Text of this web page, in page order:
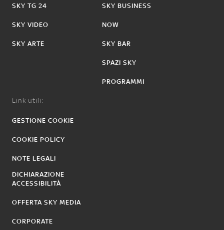
SKY TG 24
SKY VIDEO
SKY ARTE
SKY BUSINESS
NOW
SKY BAR
SPAZI SKY
PROGRAMMI
Link utili:
GESTIONE COOKIE
COOKIE POLICY
NOTE LEGALI
DICHIARAZIONE
ACCESSIBILITÀ
OFFERTA SKY MEDIA
CORPORATE